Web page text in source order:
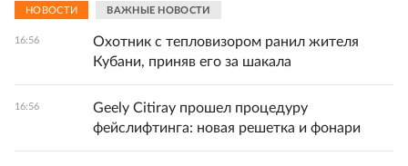
НОВОСТИ ВАЖНЫЕ НОВОСТИ
16:56
Охотник с тепловизором ранил жителя
Кубани, приняв его за шакала
16:56
Geely Citiray прошел процедуру
фейслифтинга: новая решетка и фонари